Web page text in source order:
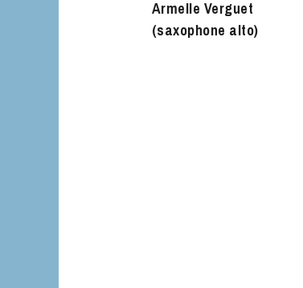
Armelle Verguet
(saxophone alto)